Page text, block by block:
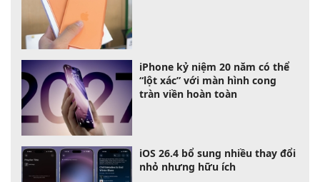
iPhone kỷ niệm 20 năm có thể
“lột xác” với màn hình cong
tràn viền hoàn toàn
iOS 26.4 bổ sung nhiều thay đổi
nhỏ nhưng hữu ích